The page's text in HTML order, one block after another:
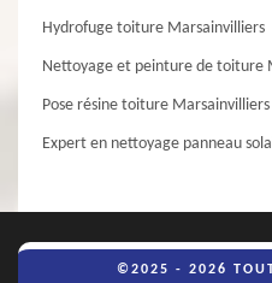
Hydrofuge toiture Marsainvilliers
Nettoyage et peinture de toiture
Pose résine toiture Marsainvilliers
Expert en nettoyage panneau
©2025 - 2026